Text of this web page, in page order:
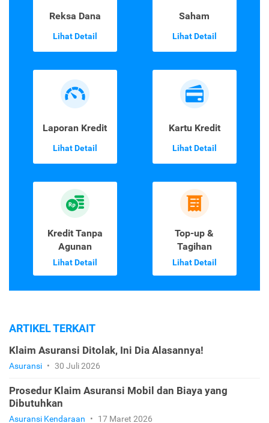
Reksa Dana
Lihat Detail
Saham
Lihat Detail
Laporan Kredit
Lihat Detail
Kartu Kredit
Lihat Detail
Kredit Tanpa
Agunan
Lihat Detail
Top-up &
Tagihan
Lihat Detail
ARTIKEL TERKAIT
Klaim Asuransi Ditolak, Ini Dia Alasannya!
Asuransi • 30 Juli 2026
Prosedur Klaim Asuransi Mobil dan Biaya yang
Dibutuhkan
Asuransi Kendaraan • 17 Maret 2026